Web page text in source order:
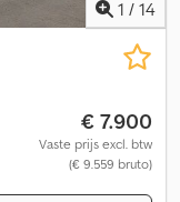
1 / 14
€ 7.900
Vaste prijs excl. btw
(€ 9.559 bruto)